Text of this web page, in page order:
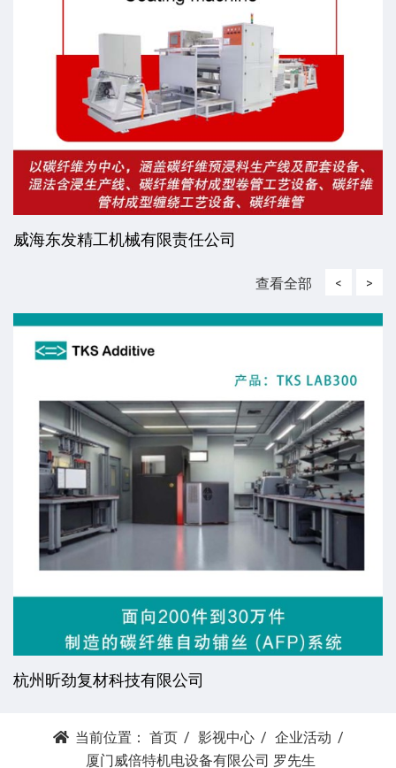
威海东发精工机械有限责任公司
查看全部 <
杭州昕劲复材科技有限公司
>
当前位置： 首页 影视中心
企业活动
厦门威倍特机电设备有限公司 罗先生